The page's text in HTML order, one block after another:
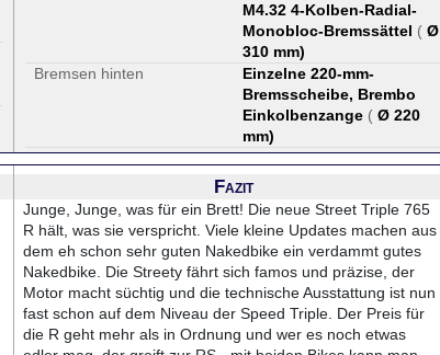
M4.32 4-Kolben-Radial-
Monobloc-Bremssättel ( Ø
310 mm)
Bremsen hinten
Einzelne 220-mm-
Bremsscheibe, Brembo
Einkolbenzange ( Ø 220
mm)
Fazit
Junge, Junge, was für ein Brett! Die neue Street Triple 765
R hält, was sie verspricht. Viele kleine Updates machen aus
dem eh schon sehr guten Nakedbike ein verdammt gutes
Nakedbike. Die Streety fährt sich famos und präzise, der
Motor macht süchtig und die technische Ausstattung ist nun
fast schon auf dem Niveau der Speed Triple. Der Preis für
die R geht mehr als in Ordnung und wer es noch etwas